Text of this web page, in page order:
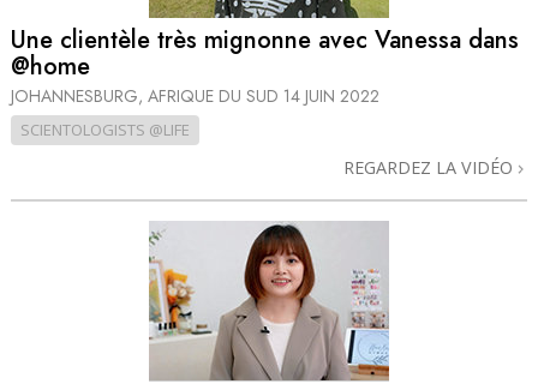
Une clientèle très mignonne avec Vanessa dans
@home
JOHANNESBURG, AFRIQUE DU SUD 14 JUIN 2022
SCIENTOLOGISTS @LIFE
REGARDEZ LA VIDÉO